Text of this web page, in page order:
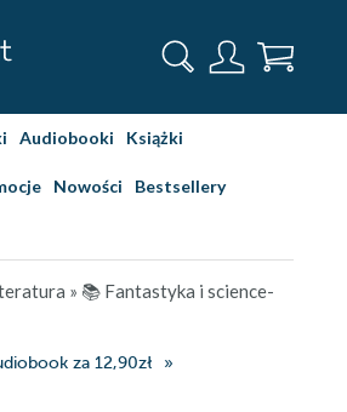
Audiobooki Książki
Nowości Bestsellery
» 📚 Fantastyka i science-
za 12,90zł